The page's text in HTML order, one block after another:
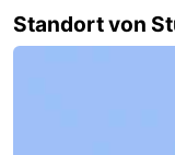
Natur
-
Standort von